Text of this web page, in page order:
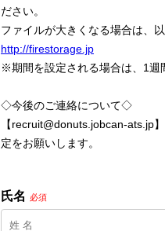
ださい。
ファイルが大きくなる場合は、
http://firestorage.jp
※期間を設定される場合は、1週
◇今後のご連絡について◇
【recruit@donuts.jobcan-ats.jp
定をお願いします。
氏名 必須